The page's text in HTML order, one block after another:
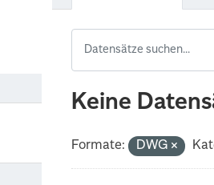
Keine
Formate: DWG